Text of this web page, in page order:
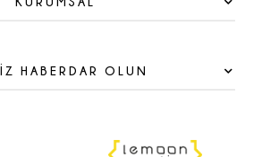
HABERDAR OLUN